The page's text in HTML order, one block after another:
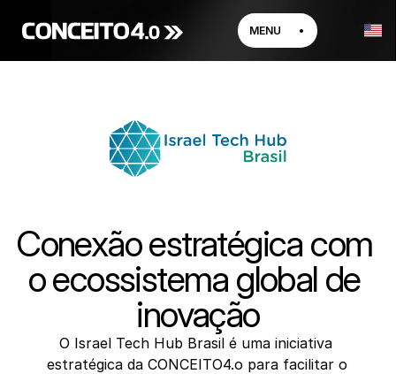
Conexão estratégica com
o ecossistema global de
inovação
O Israel Tech Hub Brasil é uma iniciativa
estratégica da CONCEITO4.o para facilitar o
MENU